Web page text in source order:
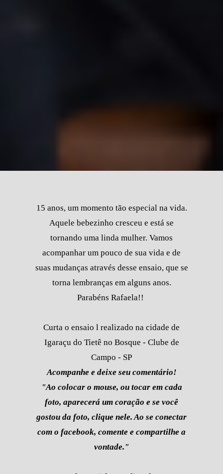
15 anos, um momento tão especial na vida.
Aquele bebezinho cresceu e está se
tornando uma linda mulher. Vamos
acompanhar um pouco de sua vida e de
suas mudanças através desse ensaio, que se
torna lembranças em alguns anos.
Parabéns Rafaela!!
Curta o ensaio l realizado na cidade de
Igaraçu do Tietê no Bosque - Clube de
Campo - SP
Acompanhe e deixe seu comentário!
"Ao colocar o mouse, ou tocar em cada
foto, aparecerá um coração e se você
gostou da foto, clique nele. Ao se conectar
com o facebook, comente e compartilhe a
vontade."